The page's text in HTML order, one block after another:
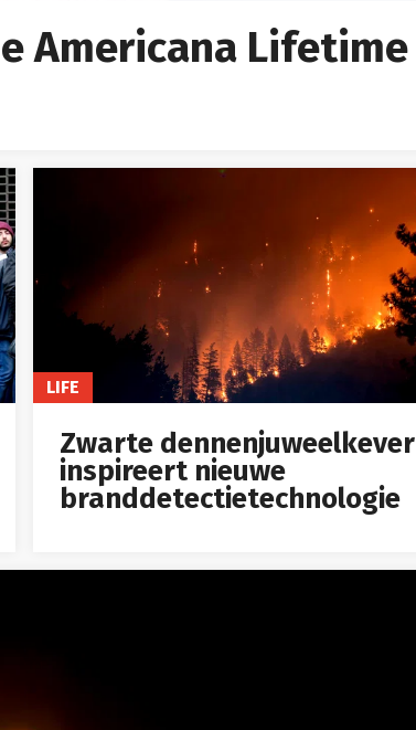
Americana Lifetime
LIFE
Zwarte dennenjuweelkever
inspireert nieuwe
branddetectietechnologie